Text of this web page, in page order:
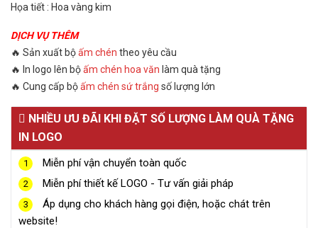
Họa tiết : Hoa vàng kim
DỊCH VỤ THÊM
🔥 Sản xuất bộấm chén theo yêu cầu
🔥 In logo lên bộấm chén hoa văn làm quà tặng
🔥 Cung cấp bộấm chén sứ trắng số lượng lớn
NHIỀU ƯU ĐÃI KHI ĐẶT SỐ LƯỢNG LÀM QUÀ TẶNG
IN LOGO
1 Miễn phí vận chuyển toàn quốc
2 Miễn phí thiết kế LOGO - Tư vấn giải pháp
3
Áp dụng cho khách hàng gọi điện, hoặc chát trên
website!